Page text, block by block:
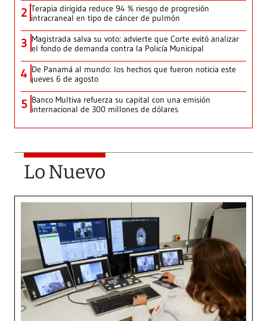
2 Terapia dirigida reduce 94 % riesgo de progresión
intracraneal en tipo de cáncer de pulmón
3 Magistrada salva su voto: advierte que Corte evitó analizar
el fondo de demanda contra la Policía Municipal
4 De Panamá al mundo: los hechos que fueron noticia este
jueves 6 de agosto
5 Banco Multiva refuerza su capital con una emisión
internacional de 300 millones de dólares
Lo Nuevo